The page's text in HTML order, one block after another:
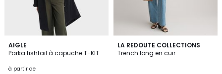
AIGLE
Parka fishtail à capuche T-KIT
à partir de
4
Couleurs
LA REDOUTE COLLECTIONS
Trench long en cuir
4,7
/ 5